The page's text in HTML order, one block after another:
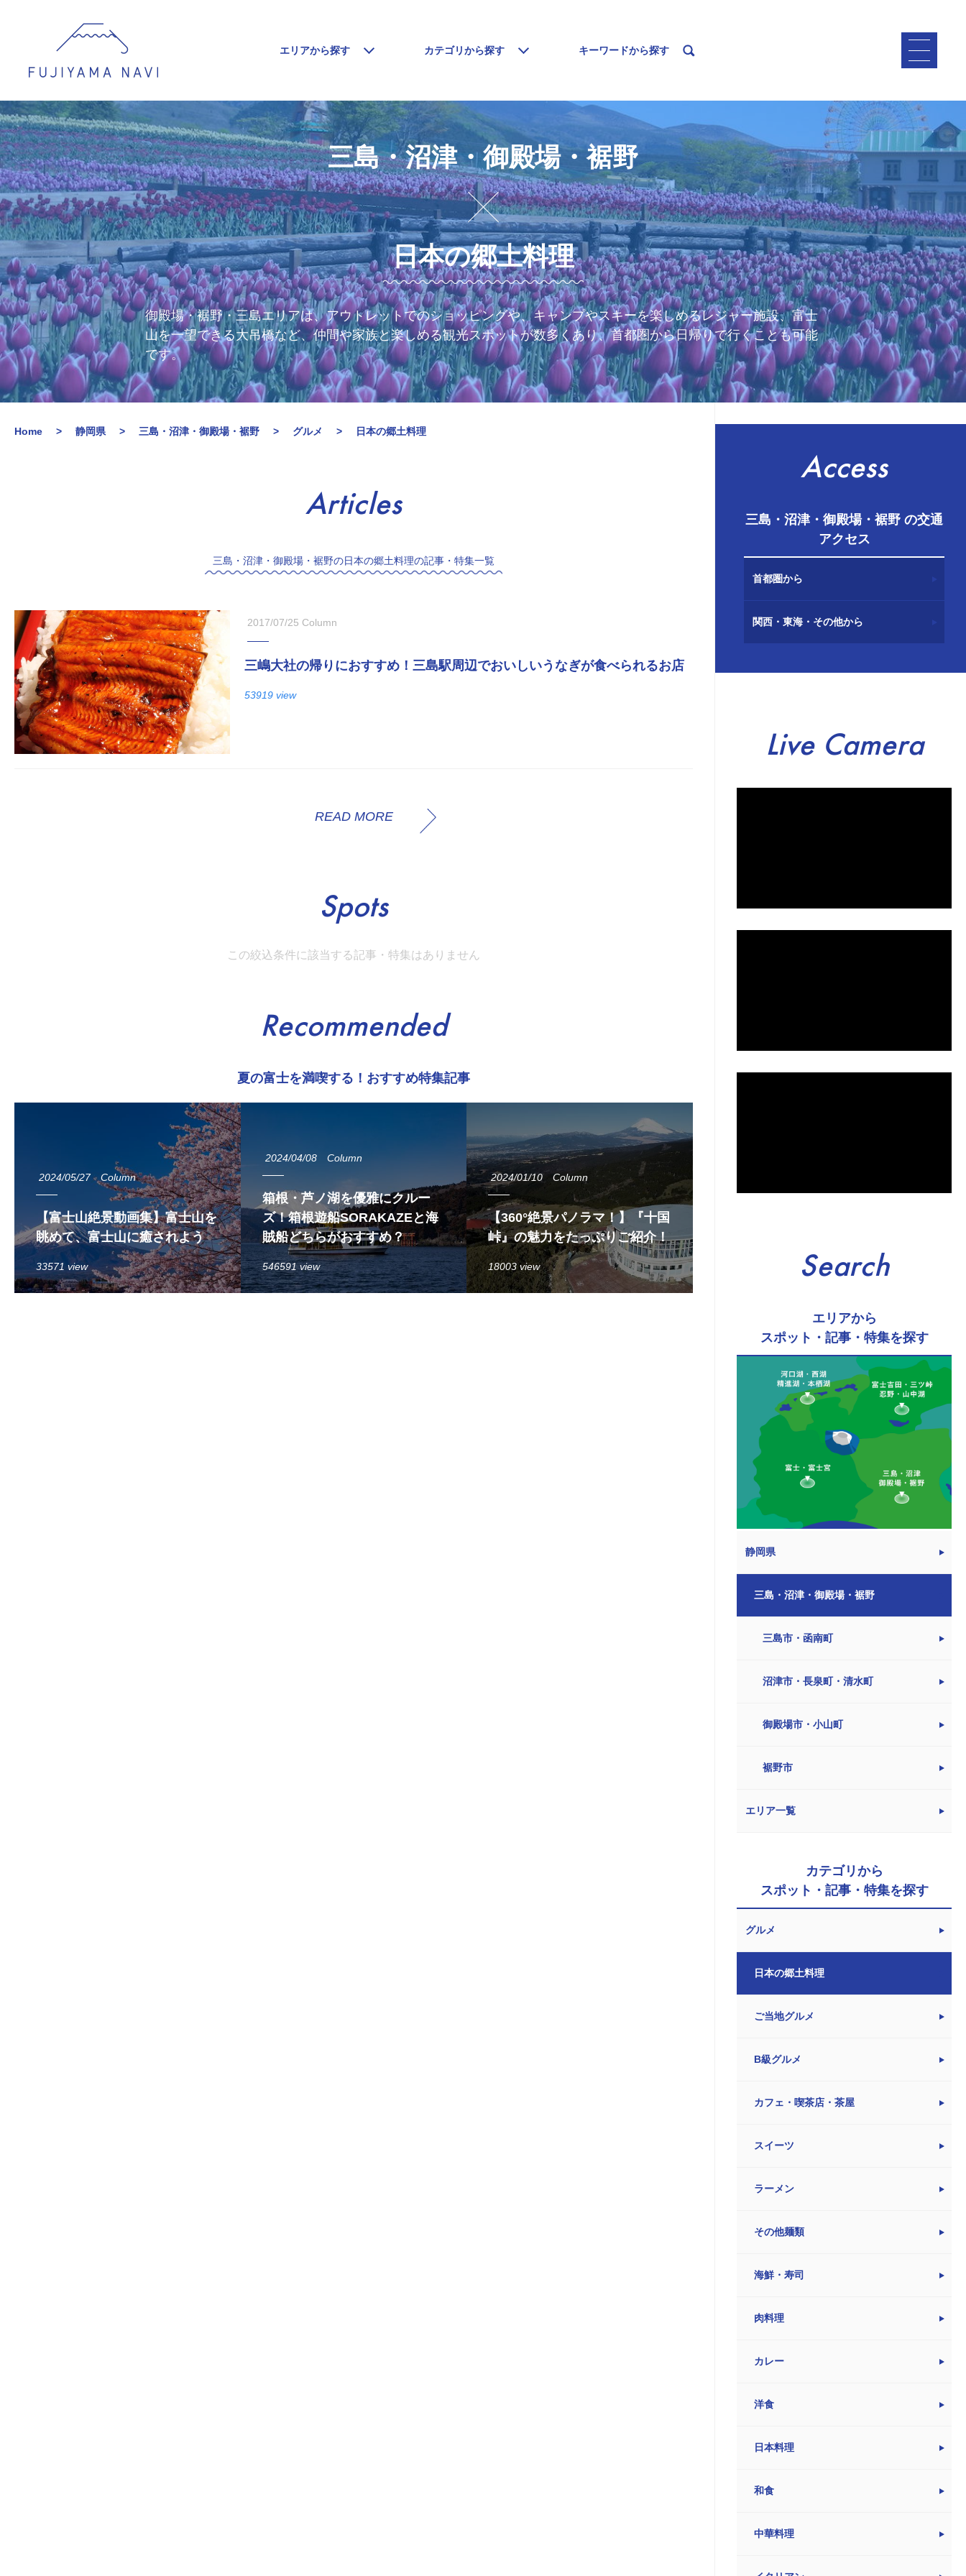
エリアから探す カテゴリから探す キーワードから探す
三島・沼津・御殿場・裾野
日本の郷土料理
御殿場・裾野・三島エリアは、アウトレットでのショッピングや、キャンプやスキーを楽しめるレジャー施設、富士
山を一望できる大吊橋など、仲間や家族と楽しめる観光スポットが数多くあり、首都圏から日帰りで行くことも可能
です。
Home 静岡県 三島・沼津・御殿場・裾野 グルメ 日本の郷土料理
Articles
三島・沼津・御殿場・裾野の日本の郷土料理の記事・特集一覧
2017/07/25 Column
三嶋大社の帰りにおすすめ！三島駅周辺でおいしいうなぎが食べられるお店
53919 view
READ MORE
Spots
この絞込条件に該当する記事・特集はありません
Recommended
夏の富士を満喫する！おすすめ特集記事
2024/05/27 Column
【富士山絶景動画集】富士山を
眺めて、富士山に癒されよう
33571 view
2024/04/08 Column
箱根・芦ノ湖を優雅にクルー
ズ！箱根遊船SORAKAZEと海
賊船どちらがおすすめ？
546591 view
2024/01/10 Column
【360°絶景パノラマ！】『十国
峠』の魅力をたっぷりご紹介！
18003 view
Access
三島・沼津・御殿場・裾野 の交通
アクセス
首都圏から
関西・東海・その他から
Live Camera
Search
エリアから
スポット・記事・特集を探す
静岡県
三島・沼津・御殿場・裾野
三島市・函南町
沼津市・長泉町・清水町
御殿場市・小山町
裾野市
エリア一覧
カテゴリから
スポット・記事・特集を探す
グルメ
日本の郷土料理
ご当地グルメ
B級グルメ
カフェ・喫茶店・茶屋
スイーツ
ラーメン
その他麺類
海鮮・寿司
肉料理
カレー
洋食
日本料理
和食
中華料理